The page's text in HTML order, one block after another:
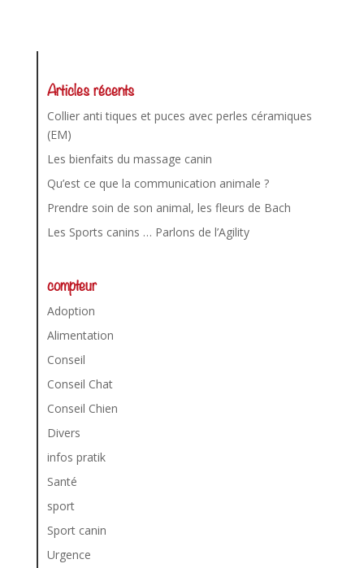
Articles récents
Collier anti tiques et puces avec perles céramiques
(EM)
Les bienfaits du massage canin
Qu’est ce que la communication animale ?
Prendre soin de son animal, les fleurs de Bach
Les Sports canins … Parlons de l’Agility
compteur
Adoption
Alimentation
Conseil
Conseil Chat
Conseil Chien
Divers
infos pratik
Santé
sport
Sport canin
Urgence